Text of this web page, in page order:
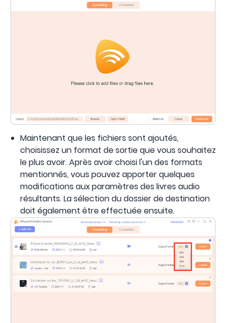
Maintenant que les fichiers sont ajoutés,
choisissez un format de sortie que vous souhaitez
le plus avoir. Après avoir choisi l'un des formats
mentionnés, vous pouvez apporter quelques
modifications aux paramètres des livres audio
résultants. La sélection du dossier de destination
doit également être effectuée ensuite.